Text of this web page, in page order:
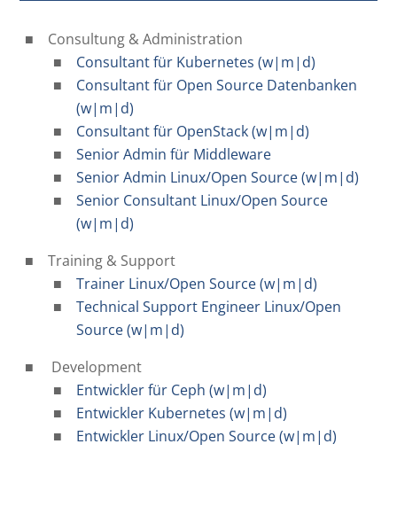
Consultung & Administration
Consultant für Kubernetes (w|m|d)
Consultant für Open Source Datenbanken
(w|m|d)
Consultant für OpenStack (w|m|d)
Senior Admin für Middleware
Senior Admin Linux/Open Source (w|m|d)
Senior Consultant Linux/Open Source
(w|m|d)
Training & Support
Trainer Linux/Open Source (w|m|d)
Technical Support Engineer Linux/Open
Source (w|m|d)
Development
Entwickler für Ceph (w|m|d)
Entwickler Kubernetes (w|m|d)
Entwickler Linux/Open Source (w|m|d)